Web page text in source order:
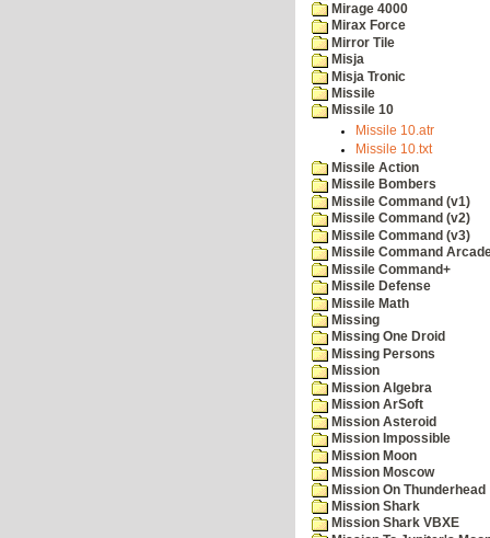
Mirage 4000
Mirax Force
Mirror Tile
Misja
Misja Tronic
Missile
Missile 10
Missile 10.atr
Missile 10.txt
Missile Action
Missile Bombers
Missile Command (v1)
Missile Command (v2)
Missile Command (v3)
Missile Command
Missile Command+
Missile Defense
Missile Math
Missing
Missing One Droid
Missing Persons
Mission
Mission Algebra
Mission ArSoft
Mission Asteroid
Mission Impossible
Mission Moon
Mission Moscow
Mission On Thunderhead
Mission Shark
Mission Shark VBXE